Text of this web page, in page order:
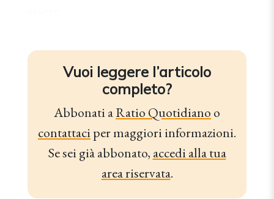
Vuoi leggere l’articolo
completo?
Abbonati aRatio Quotidiano o
contattaciper maggiori informazioni.
Se sei già abbonato, accedi alla tua
area riservata.